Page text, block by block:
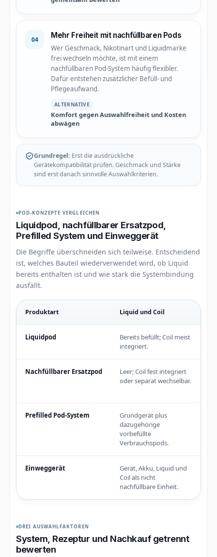
04 Mehr Freiheit mit nachfüllbaren Pods
Wer Geschmack, Nikotinart und Liquidmarke
frei wechseln möchte, ist mit einem
nachfüllbaren Pod-System häufig flexibler.
Dafür entstehen zusätzlicher Befüll- und
Pflegeaufwand.
ALTERNATIVE
Komfort gegen Auswahlfreiheit und Kosten
abwägen
Grundregel: Erst die ausdrückliche
Gerätekompatibilität prüfen. Geschmack und Stärke
sind erst danach sinnvolle Auswahlkriterien.
POD-KONZEPTE VERGLEICHEN
Liquidpod, nachfüllbarer Ersatzpod,
Prefilled System und Einweggerät
Die Begriffe überschneiden sich teilweise. Entscheidend
ist, welches Bauteil wiederverwendet wird, ob Liquid
bereits enthalten ist und wie stark die Systembindung
ausfällt.
Produktart Liquid und Coil
Liquidpod
Bereits befüllt; Coil meist
integriert.
Nachfüllbarer Ersatzpod
Leer; Coil fest integriert
oder separat wechselbar.
Prefilled Pod-System
Grundgerät plus
dazugehörige
vorbefüllte
Verbrauchspods.
Einweggerät
Gerät, Akku, Liquid und
Coil als nicht
nachfüllbare Einheit.
DREI AUSWAHLFAKTOREN
System, Rezeptur und Nachkauf getrennt
bewerten